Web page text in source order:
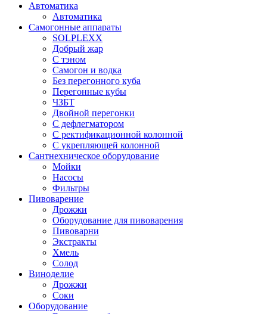
Автоматика
Автоматика
Самогонные аппараты
SOLPLEXX
Добрый жар
С тэном
Самогон и водка
Без перегонного куба
Перегонные кубы
ЧЗБТ
Двойной перегонки
С дефлегматором
С ректификационной колонной
С укрепляющей колонной
Сантнехническое оборудование
Мойки
Насосы
Фильтры
Пивоварение
Дрожжи
Оборудование для пивоварения
Пивоварни
Экстракты
Хмель
Солод
Виноделие
Дрожжи
Соки
Оборудование